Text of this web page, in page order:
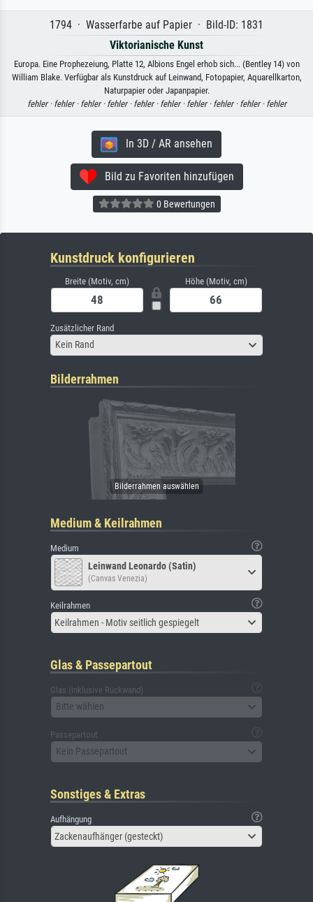
1794 · Wasserfarbe auf Papier · Bild-ID: 1831
Viktorianische Kunst
Europa. Eine Prophezeiung, Platte 12, Albions Engel erhob sich... (Bentley 14) von
William Blake. Verfügbar als Kunstdruck auf Leinwand, Fotopapier, Aquarellkarton,
Naturpapier oder Japanpapier.
fehler · fehler · fehler · fehler · fehler · fehler · fehler · fehler · fehler · fehler
In 3D / AR ansehen
Bild zu Favoriten hinzufügen
0 Bewertungen
Kunstdruck konfigurieren
Breite (Motiv, cm) Höhe (Motiv, cm)
Zusätzlicher Rand
Kein Rand
Bilderrahmen
Medium & Keilrahmen
Medium
Leinwand Leonardo (Satin)
(Canvas Venezia)
Keilrahmen
Keilrahmen - Motiv seitlich gespiegelt
Glas & Passepartout
Glas (inklusive Rückwand)
Bitte wählen
Passepartout
Kein Passepartout
Sonstiges & Extras
Aufhängung
Zackenaufhänger (gesteckt)